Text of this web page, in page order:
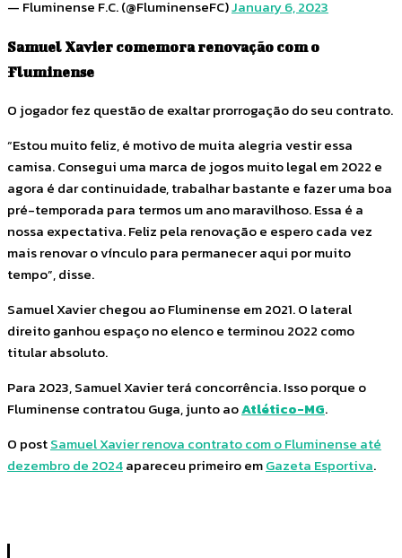
— Fluminense F.C. (@FluminenseFC)January 6, 2023
Samuel Xavier comemora renovação com o
Fluminense
O jogador fez questão de exaltar prorrogação do seu contrato.
“Estou muito feliz, é motivo de muita alegria vestir essa
camisa. Consegui uma marca de jogos muito legal em 2022 e
agora é dar continuidade, trabalhar bastante e fazer uma boa
pré-temporada para termos um ano maravilhoso. Essa é a
nossa expectativa. Feliz pela renovação e espero cada vez
mais renovar o vínculo para permanecer aqui por muito
tempo”, disse.
Samuel Xavier chegou ao Fluminense em 2021. O lateral
direito ganhou espaço no elenco e terminou 2022 como
titular absoluto.
Para 2023, Samuel Xavier terá concorrência. Isso porque o
Fluminense contratou Guga, junto aoAtlético-MG.
O postSamuel Xavier renova contrato com o Fluminense até
dezembro de 2024apareceu primeiro emGazeta Esportiva.